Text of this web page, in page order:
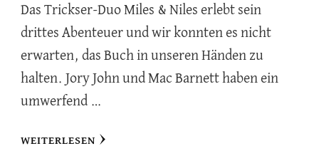
Das Trickser-Duo Miles & Niles erlebt sein
drittes Abenteuer und wir konnten es nicht
erwarten, das Buch in unseren Händen zu
halten. Jory John und Mac Barnett haben ein
umwerfend …
WEITERLESEN